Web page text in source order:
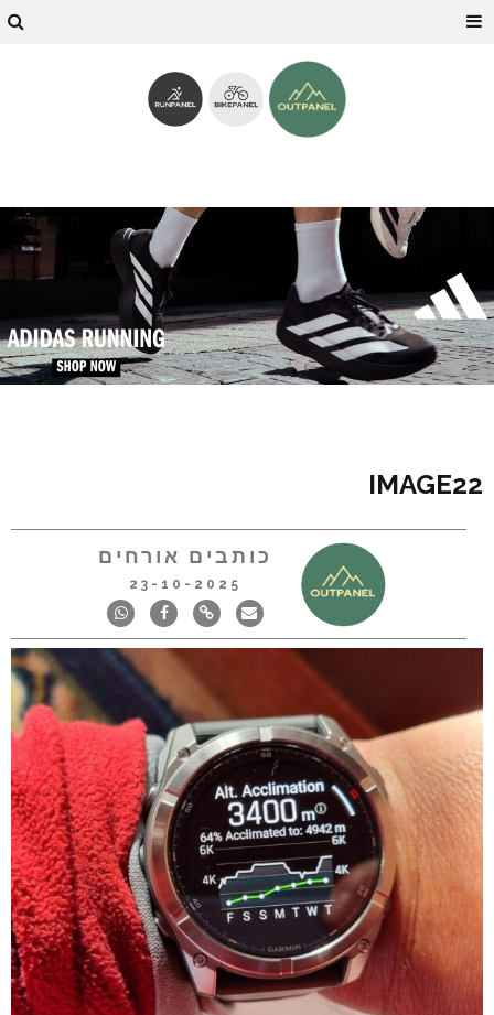
IMAGE22
כותבים אורחים
23-10-2025